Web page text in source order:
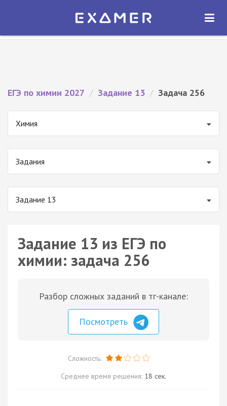
Экзамер — ЕГЭ 2027
ОТКРЫТЬ
ЕГЭ по химии 2027 / Задание 13 / Задача 256
Химия
Задания
Задание 13
Задание 13 из ЕГЭ по
химии: задача 256
Разбор сложных заданий в тг-канале:
Посмотреть
Сложность:
Среднее время решения: 18 сек.